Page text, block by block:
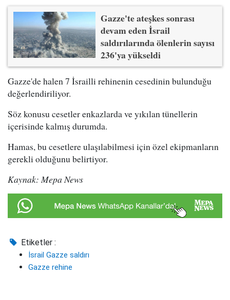
Gazze'te ateşkes sonrası
devam eden İsrail
saldırılarında ölenlerin sayısı
236'ya yükseldi
Gazze'de halen 7 İsrailli rehinenin cesedinin bulunduğu
değerlendiriliyor.
Söz konusu cesetler enkazlarda ve yıkılan tünellerin
içerisinde kalmış durumda.
Hamas, bu cesetlere ulaşılabilmesi için özel ekipmanların
gerekli olduğunu belirtiyor.
Kaynak: Mepa News
Etiketler :
İsrail Gazze saldırı
Gazze rehine